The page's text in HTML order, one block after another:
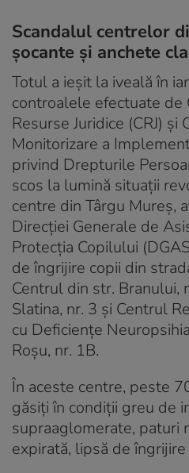
Scandalul centrelor
șocante și anchete
Totul a ieșit la iveală în
controalele efectuate de
Resurse Juridice (CRJ) și
Monitorizare a
privind Drepturile
scos la lumină situații
centre din Târgu Mureș,
Direcției Generale de
Protecția Copilului
de îngrijire copii din
Centrul din str. Branului,
Slatina, nr. 3 și Centrul
cu Deficiențe
Roșu, nr. 1B.
În aceste centre, peste
găsiți în condiții greu de
supraaglomerate, paturi
expirată, lipsă de